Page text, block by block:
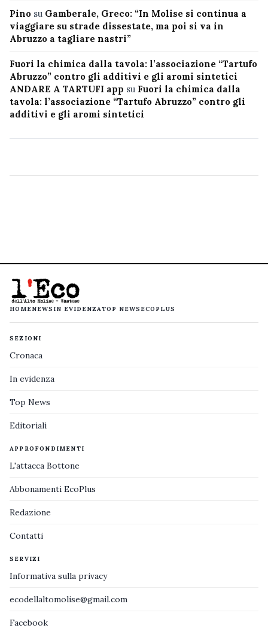
Pino su Gamberale, Greco: “In Molise si continua a
viaggiare su strade dissestate, ma poi si va in
Abruzzo a tagliare nastri”
Fuori la chimica dalla tavola: l’associazione “Tartufo
Abruzzo” contro gli additivi e gli aromi sintetici
ANDARE A TARTUFI app su Fuori la chimica dalla
tavola: l’associazione “Tartufo Abruzzo” contro gli
additivi e gli aromi sintetici
HOMENEWS IN EVIDENZATOP NEWS ECOPLUS
SEZIONI
Cronaca
In evidenza
Top News
Editoriali
APPROFONDIMENTI
L'attacca Bottone
Abbonamenti EcoPlus
Redazione
Contatti
SERVIZI
Informativa sulla privacy
ecodellaltomolise@gmail.com
Facebook